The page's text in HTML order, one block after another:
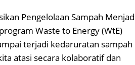
Pengelolaan Sampah
Waste to Energy (WtE)
terjadi kedaruratan sampah
atasi secara kolaboratif dan